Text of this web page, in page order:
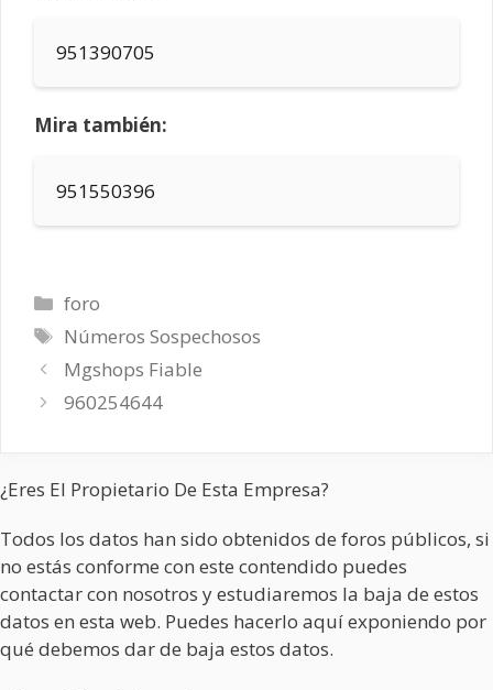
951390705
Mira también:
951550396
Categorías
foro
Etiquetas
Números Sospechosos
Mgshops Fiable
960254644
¿Eres El Propietario De Esta Empresa?
Todos los datos han sido obtenidos de foros públicos, si
no estás conforme con este contendido puedes
contactar con nosotros y estudiaremos la baja de estos
datos en esta web. Puedes hacerlo aquí exponiendo por
qué debemos dar de baja estos datos.